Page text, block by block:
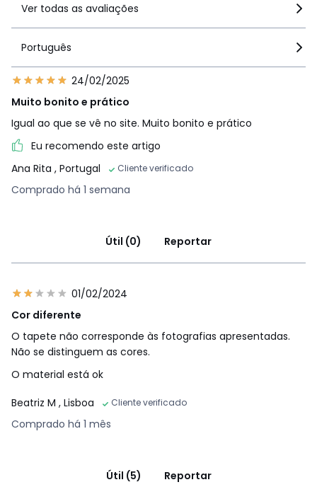
Ver todas as avaliações
Português
24/02/2025
Muito bonito e prático
Igual ao que se vê no site. Muito bonito e prático
Eu recomendo este artigo
Ana Rita , Portugal Cliente verificado
Comprado há 1 semana
Útil (0) Reportar
01/02/2024
Cor diferente
O tapete não corresponde às fotografias apresentadas.
Não se distinguem as cores.
O material está ok
Beatriz M , Lisboa Cliente verificado
Comprado há 1 mês
Útil (5)
Reportar